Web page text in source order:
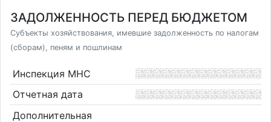
ЗАДОЛЖЕННОСТЬ ПЕРЕД БЮДЖЕТОМ
Субъекты хозяйствования, имевшие задолженность по налогам
(сборам), пеням и пошлинам
Инспекция МНС
Отчетная дата
Дополнительная